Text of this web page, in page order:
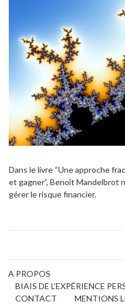
Dans le livre “Une approche
et gagner”, Benoît Mandelbrot
gérer le risque financier.
A PROPOS
BIAIS DE L’EXPÉRIENCE
CONTACT
MENTIONS